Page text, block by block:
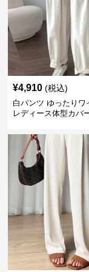
¥4,910 (税込)
白パンツ ゆったりワ
レディース体型カバ